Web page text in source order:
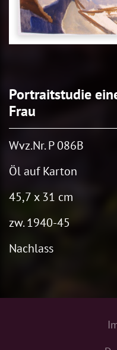
Portraitstudie
Frau
Wvz.Nr. P 086B
Öl auf Karton
45,7 x 31 cm
zw. 1940-45
Nachlass